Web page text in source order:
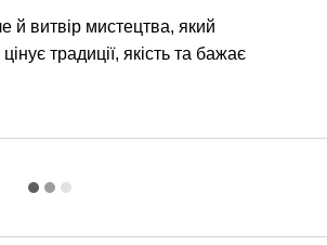
й витвір мистецтва, який
традиції, якість та бажає